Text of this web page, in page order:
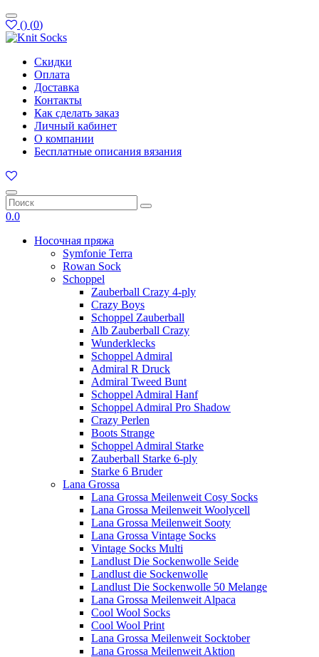
() (0)
Скидки
Оплата
Доставка
Контакты
Как сделать заказ
Личный кабинет
О компании
Бесплатные описания вязания
0.0
Носочная пряжа
Symfonie Terra
Rowan Sock
Schoppel
Zauberball Crazy 4-ply
Crazy Boys
Schoppel Zauberball
Alb Zauberball Crazy
Wunderklecks
Schoppel Admiral
Admiral R Druck
Admiral Tweed Bunt
Schoppel Admiral Hanf
Schoppel Admiral Pro Shadow
Crazy Perlen
Boots Strange
Schoppel Admiral Starke
Zauberball Starke 6-ply
Starke 6 Bruder
Lana Grossa
Lana Grossa Meilenweit Cosy Socks
Lana Grossa Meilenweit Woolycell
Lana Grossa Meilenweit Sooty
Lana Grossa Vintage Socks
Vintage Socks Multi
Landlust Die Sockenwolle Seide
Landlust die Sockenwolle
Landlust Die Sockenwolle 50 Melange
Lana Grossa Meilenweit Alpaca
Cool Wool Socks
Cool Wool Print
Lana Grossa Meilenweit Socktober
Lana Grossa Meilenweit Aktion